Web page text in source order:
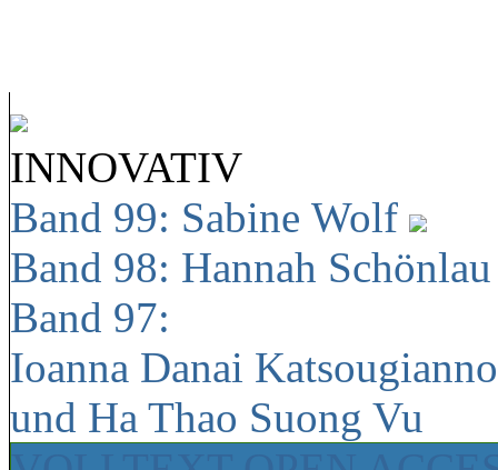
INNOVATIV
Band 99: Sabine Wolf
Band 98: Hannah
Band 97:
Ioanna Danai
und Ha Thao Suong Vu